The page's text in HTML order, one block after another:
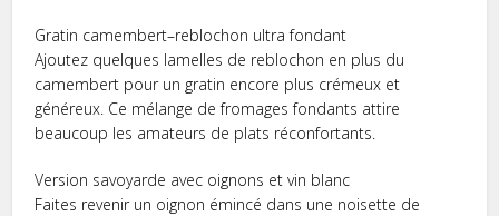
Gratin camembert–reblochon ultra fondant
Ajoutez quelques lamelles de reblochon en plus du
camembert pour un gratin encore plus crémeux et
généreux. Ce mélange de fromages fondants attire
beaucoup les amateurs de plats réconfortants.
Version savoyarde avec oignons et vin blanc
Faites revenir un oignon émincé dans une noisette de